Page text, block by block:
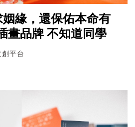
姻緣，還保佑本命有
畫品牌 不知道同學
平台